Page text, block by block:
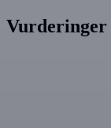
Vurderinger